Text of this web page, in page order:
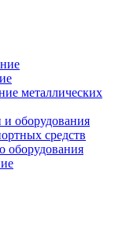
металлических
оборудования
средств
оборудования